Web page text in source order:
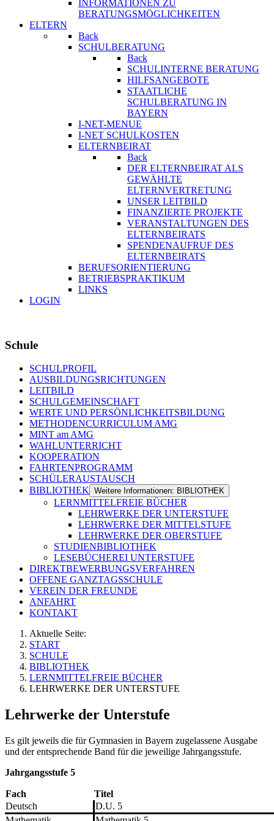
INFORMATIONEN ZU
BERATUNGSMÖGLICHKEITEN
ELTERN
Back
SCHULBERATUNG
Back
SCHULINTERNE BERATUNG
HILFSANGEBOTE
STAATLICHE
SCHULBERATUNG IN
BAYERN
I-NET-MENUE
I-NET SCHULKOSTEN
ELTERNBEIRAT
Back
DER ELTERNBEIRAT ALS
GEWÄHLTE
ELTERNVERTRETUNG
UNSER LEITBILD
FINANZIERTE PROJEKTE
VERANSTALTUNGEN DES
ELTERNBEIRATS
SPENDENAUFRUF DES
ELTERNBEIRATS
BERUFSORIENTIERUNG
BETRIEBSPRAKTIKUM
LINKS
LOGIN
Schule
SCHULPROFIL
AUSBILDUNGSRICHTUNGEN
LEITBILD
SCHULGEMEINSCHAFT
WERTE UND PERSÖNLICHKEITSBILDUNG
METHODENCURRICULUM AMG
MINT am AMG
WAHLUNTERRICHT
KOOPERATION
FAHRTENPROGRAMM
SCHÜLERAUSTAUSCH
BIBLIOTHEK Weitere Informationen: BIBLIOTHEK
LERNMITTELFREIE BÜCHER
LEHRWERKE DER UNTERSTUFE
LEHRWERKE DER MITTELSTUFE
LEHRWERKE DER OBERSTUFE
STUDIENBIBLIOTHEK
LESEBÜCHEREI UNTERSTUFE
DIREKTBEWERBUNGSVERFAHREN
OFFENE GANZTAGSSCHULE
VEREIN DER FREUNDE
ANFAHRT
KONTAKT
Aktuelle Seite:
START
SCHULE
BIBLIOTHEK
LERNMITTELFREIE BÜCHER
LEHRWERKE DER UNTERSTUFE
Lehrwerke der Unterstufe
Es gilt jeweils die für Gymnasien in Bayern zugelassene Ausgabe
und der entsprechende Band für die jeweilige Jahrgangsstufe.
Jahrgangsstufe 5
Fach
Titel
Deutsch
D.U. 5